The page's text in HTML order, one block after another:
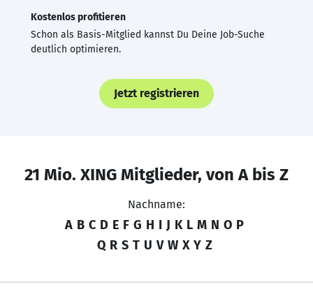
Kostenlos profitieren
Schon als Basis-Mitglied kannst Du Deine Job-Suche
deutlich optimieren.
Jetzt registrieren
21 Mio. XING Mitglieder, von A bis Z
Nachname:
A B C D E F G H I J K L M N O P
Q R S T U V W X Y Z